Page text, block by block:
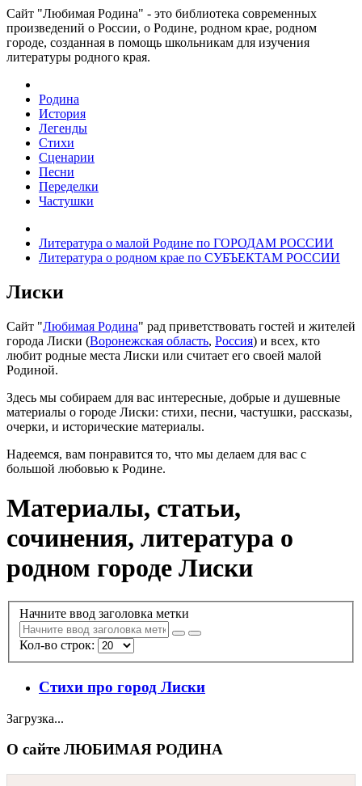
Сайт "Любимая Родина" - это библиотека современных
произведений о России, о Родине, родном крае, родном
городе, созданная в помощь школьникам для изучения
литературы родного края.
Родина
История
Легенды
Стихи
Сценарии
Песни
Переделки
Частушки
Литература о малой Родине по ГОРОДАМ РОССИИ
Литература о родном крае по СУБЪЕКТАМ РОССИИ
Лиски
Сайт "Любимая Родина" рад приветствовать гостей и жителей
города Лиски (Воронежская область, Россия) и всех, кто
любит родные места Лиски или считает его своей малой
Родиной.
Здесь мы собираем для вас интересные, добрые и душевные
материалы о городе Лиски: стихи, песни, частушки, рассказы,
очерки, и исторические материалы.
Надеемся, вам понравится то, что мы делаем для вас с
большой любовью к Родине.
Материалы, статьи,
сочинения, литература о
родном городе Лиски
Начните ввод заголовка метки
Кол-во строк:
Стихи про город Лиски
Загрузка...
О сайте ЛЮБИМАЯ РОДИНА